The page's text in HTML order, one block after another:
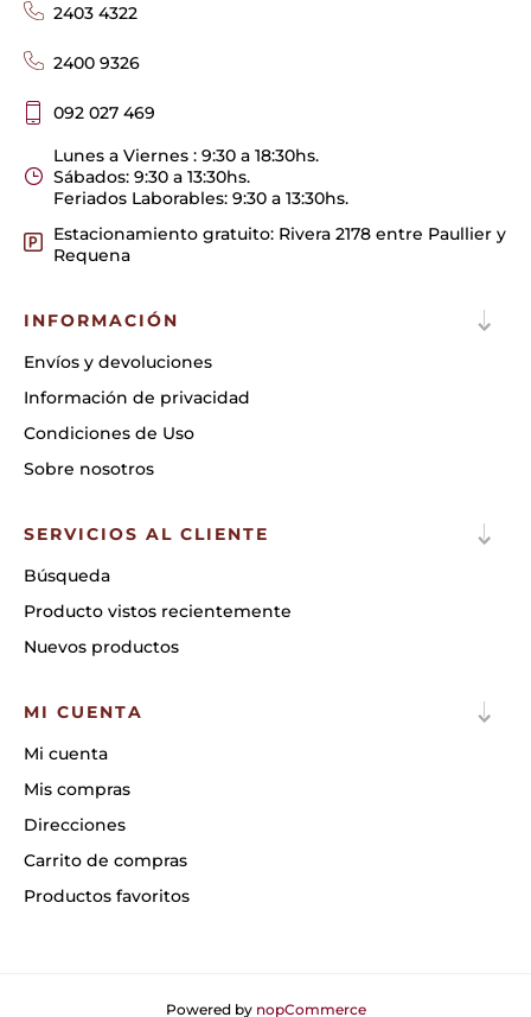
2403 4322
2400 9326
092 027 469
Lunes a Viernes : 9:30 a 18:30hs.
Sábados: 9:30 a 13:30hs.
Feriados Laborables: 9:30 a 13:30hs.
Estacionamiento gratuito: Rivera 2178 entre Paullier y
Requena
INFORMACIÓN
Envíos y devoluciones
Información de privacidad
Condiciones de Uso
Sobre nosotros
SERVICIOS AL CLIENTE
Búsqueda
Producto vistos recientemente
Nuevos productos
MI CUENTA
Mi cuenta
Mis compras
Direcciones
Carrito de compras
Productos favoritos
Powered by nopCommerce